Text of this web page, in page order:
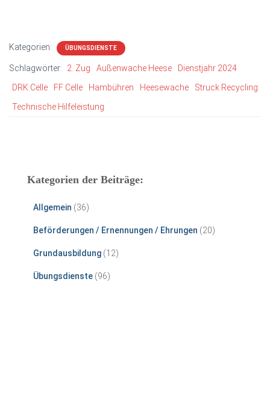
Kategorien: ÜBUNGSDIENSTE
Schlagwörter: 2. Zug Außenwache Heese
Dienstjahr 2024
DRK Celle
FF Celle Hambühren Heesewache
Struck Recycling
Technische Hilfeleistung
Kategorien der Beiträge:
Allgemein (36)
Beförderungen / Ernennungen / Ehrungen (20)
Grundausbildung (12)
Übungsdienste (96)